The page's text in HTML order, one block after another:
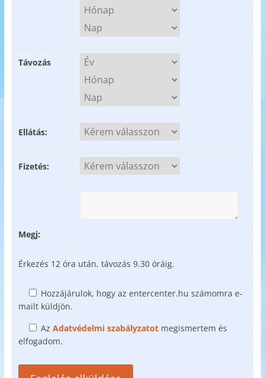
Távozás
Ellátás:
Fizetés:
Megj:
Érkezés 12 óra után, távozás 9.30 óráig.
Hozzájárulok, hogy az entercenter.hu számomra e-
mailt küldjön.
Az Adatvédelmi szabályzatot megismertem és
elfogadom.